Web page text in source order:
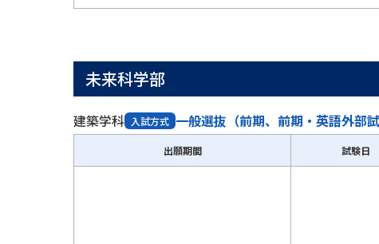
未来科学部
建築学科 入試方式 一般選抜（前期、前期・英語外部
出願期間 試験日